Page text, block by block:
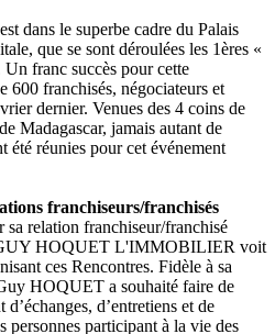
dans le superbe cadre du Palais
que se sont déroulées les 1ères «
franc succès pour cette
600 franchisés, négociateurs et
dernier. Venues des 4 coins de
Madagascar, jamais autant de
été réunies pour cet événement
franchiseurs/franchisés
relation franchiseur/franchisé
HOQUET L'IMMOBILIER voit
ces Rencontres. Fidèle à sa
HOQUET a souhaité faire de
d’entretiens et de
personnes participant à la vie des